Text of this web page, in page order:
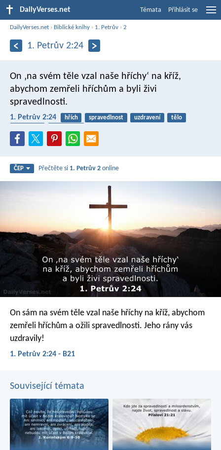
DailyVerses.net Témata Přihlásit se
DailyVerses.net › Biblické knihy › 1. Petrův ›2
1. Petrův 2:24
On ‚na svém těle vzal naše hříchy‘ na kříž,
abychom zemřeli hříchům a byli živi
spravedlnosti.
1. Petrův 2:24 hřích spravedlnost uzdravení
tělo
ČEP Přečtěte si 1. Petrův 2 online
On sám na svém těle vzal naše hříchy na kříž, abychom
zemřeli hříchům a ožili spravedlnosti. Jeho rány vás
uzdravily!
1. Petrův 2:24 - B21
Související témata